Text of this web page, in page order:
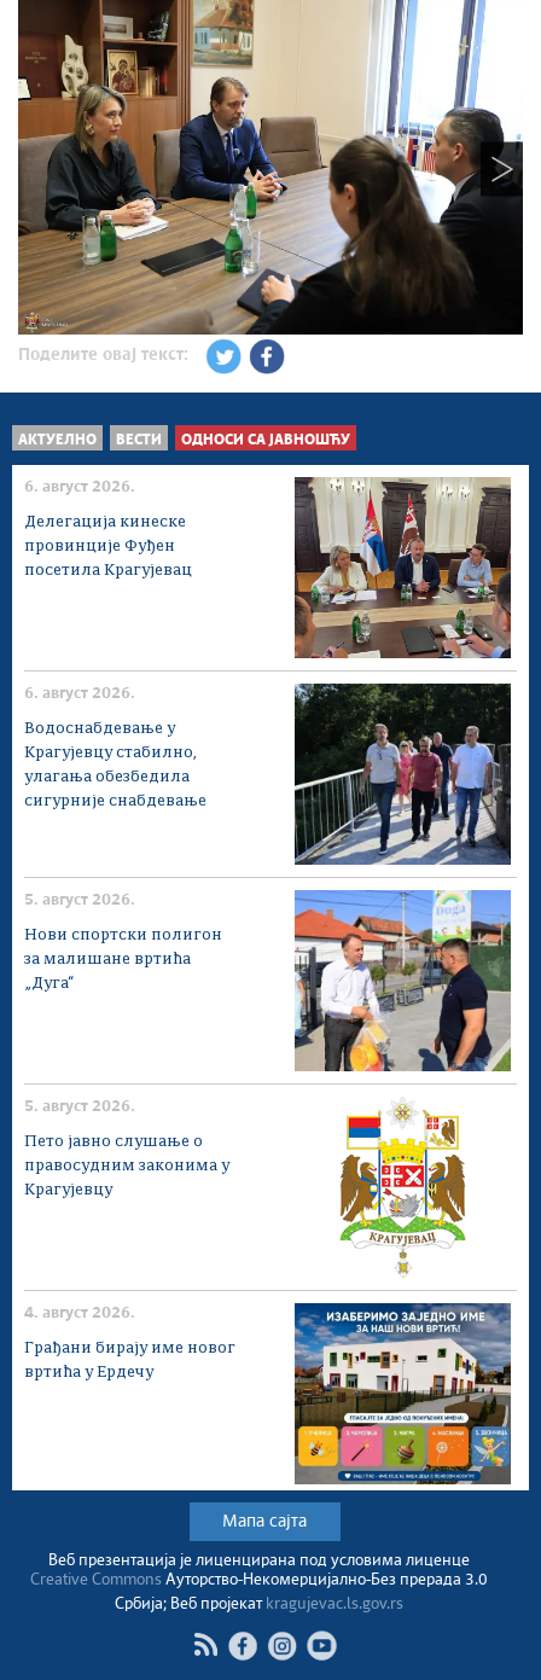
Поделите овај текст:
АКТУЕЛНО ВЕСТИ ОДНОСИ СА ЈАВНОШЋУ
6. август 2026.
Делегација кинеске
провинције Фуђен
посетила Крагујевац
6. август 2026.
Водоснабдевање у
Крагујевцу стабилно,
улагања обезбедила
сигурније снабдевање
5. август 2026.
Нови спортски полигон
за малишане вртића
„Дуга“
5. август 2026.
Пето јавно слушање о
правосудним законима у
Крагујевцу
4. август 2026.
Грађани бирају име новог
вртића у Ердечу
Мапа сајта
Веб презентација jе лиценциранa под условима лиценце
Creative CommonsАуторство-Некомерцијално-Без прерада 3.0
Србија; Веб пројекат kragujevac.ls.gov.rs